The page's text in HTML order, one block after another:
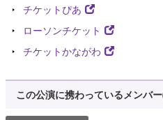
チケットぴあ
ローソンチケット
チケットかながわ
この公演に携わっているメンバー